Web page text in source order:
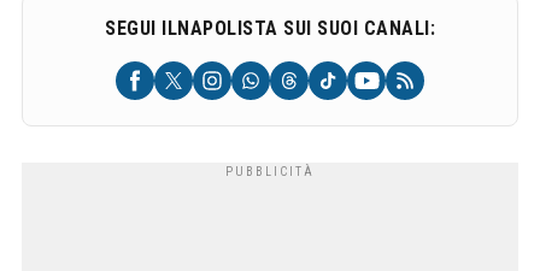
SEGUI ILNAPOLISTA SUI SUOI CANALI: